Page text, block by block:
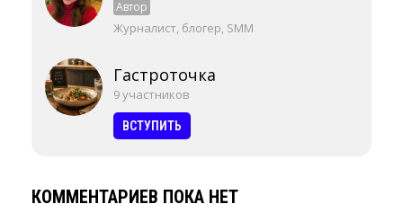
Автор
Журналист, блогер, SMM
Гастроточка
9 участников
ВСТУПИТЬ
КОММЕНТАРИЕВ ПОКА НЕТ